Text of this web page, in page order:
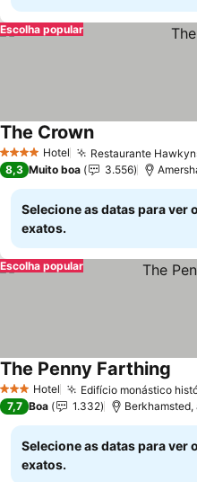
Escolha popular
4 EstrelasHotel Restaurante
The Crown
8,3 Muito boa 3.556
Selecione as datas para ver
exatos.
Escolha popular
3 EstrelasHotel Edifício monástico
The Penny Farthing
7,7 Boa 1.332 Berkhamsted,
Selecione as datas para ver
exatos.